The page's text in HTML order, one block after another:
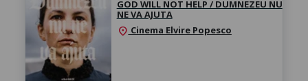
GOD WILL NOT HELP / DUMNEZEU NU
NE VA AJUTA
location_on Cinema Elvire Popesco